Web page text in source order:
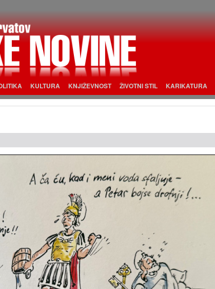
KULTURA KNJIŽEVNOST ŽIVOTNI STIL KARIKATURA